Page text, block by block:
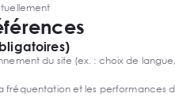
du site (ex. : choix de
fréquentation et les performances